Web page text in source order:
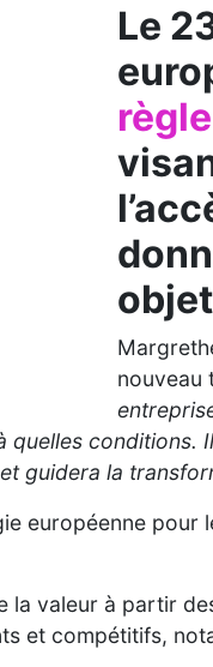
Le
nouveau
conditions.
guidera la
européenne
la valeur à partir
et compétitifs,